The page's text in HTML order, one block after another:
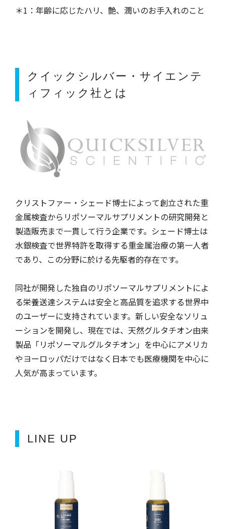
＊1：年齢に応じたハリ、艶、潤いのお手入れのこと
クイックシルバー・サイエンテ
ィフィック社とは
クリストファー・シェード博士によって創立された重
金属検査からリポソーマルサプリメントの研究開発と
製造販売まで一貫して行う企業です。シェード博士は
水銀検査で世界特許を取得する重金属治療の第一人者
であり、この分野に於ける先駆者的存在です。
同社が開発した独自のリポソーマルサプリメントによ
る栄養送達システムは安全と高品質を追求する世界中
のユーザーに支持されています。新しい安全なソリュ
ーションを開発し、現在では、天然グルタチオン由来
製品「リポソーマルグルタチオン」を中心にアメリカ
やヨーロッパだけではなく日本でも医療機関を中心に
人気が高まっています。
LINE UP